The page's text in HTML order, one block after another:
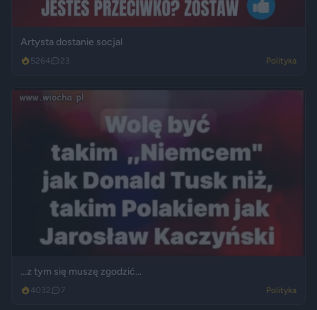
Artysta dostanie socjal
5264 23 Polityka
...z tym się muszę zgodzić...
4032 7 Polityka